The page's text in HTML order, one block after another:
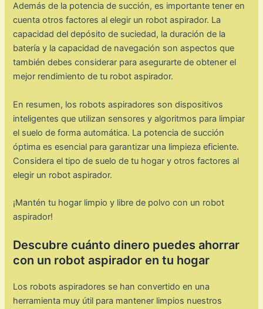
Además de la potencia de succión, es importante tener en
cuenta otros factores al elegir un robot aspirador. La
capacidad del depósito de suciedad, la duración de la
batería y la capacidad de navegación son aspectos que
también debes considerar para asegurarte de obtener el
mejor rendimiento de tu robot aspirador.
En resumen, los robots aspiradores son dispositivos
inteligentes que utilizan sensores y algoritmos para limpiar
el suelo de forma automática. La potencia de succión
óptima es esencial para garantizar una limpieza eficiente.
Considera el tipo de suelo de tu hogar y otros factores al
elegir un robot aspirador.
¡Mantén tu hogar limpio y libre de polvo con un robot
aspirador!
Descubre cuánto dinero puedes ahorrar
con un robot aspirador en tu hogar
Los robots aspiradores se han convertido en una
herramienta muy útil para mantener limpios nuestros